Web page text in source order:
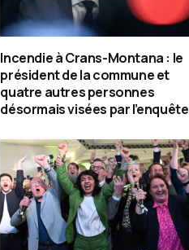
Incendie à Crans-Montana : le
président de la commune et
quatre autres personnes
désormais visées par l’enquête